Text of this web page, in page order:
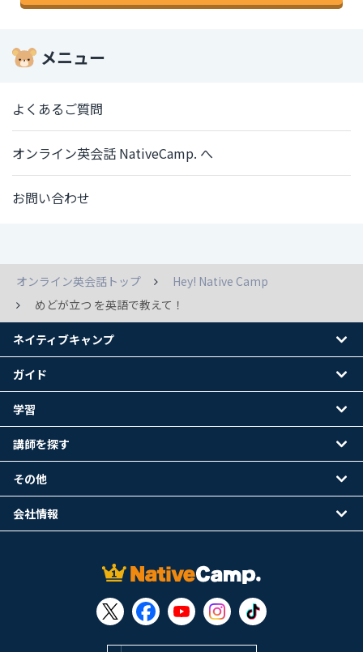
メニュー
よくあるご質問
オンライン英会話 NativeCamp. へ
お問い合わせ
オンライン英会話トップ
Hey! Native Camp
めどが立つ を英語で教えて！
ネイティブキャンプ
ガイド
学習
講師を探す
その他
会社情報